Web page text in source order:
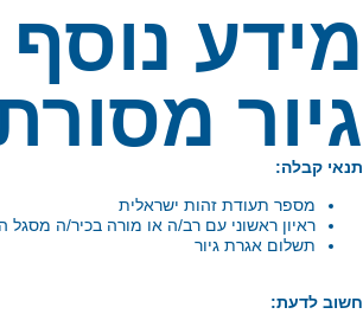
קבלה:
מספר תעודת זהות ישראלית
ראיון ראשוני עם רב/ה או מורה בכיר/ה מסגל
תשלום אגרת גיור
לדעת: